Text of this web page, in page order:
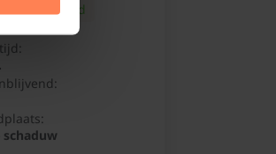
op voorraad
schaduw